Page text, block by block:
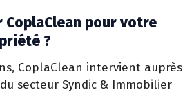
pour votre
?
CoplaClean intervient auprès
secteur Syndic & Immobilier